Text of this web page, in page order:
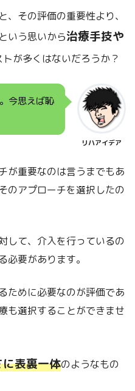
、その評価の重要性より、
いう思いから治療手技や
トが多くはないだろうか？
今思えば恥
リハアイデア
が重要なのは言うまでもあ
のアプローチを選択したの
して、介入を行っているの
必要があります。
ために必要なのが評価であ
も選択することができませ
表裏一体のようなもの